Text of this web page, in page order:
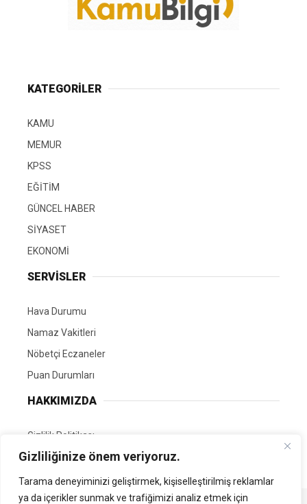
Gizliliğinize önem veriyoruz.
Tarama deneyiminizi geliştirmek, kişiselleştirilmiş reklamlar
ya da içerikler sunmak ve trafiğimizi analiz etmek için
KATEGORİLER
KAMU
MEMUR
KPSS
EĞİTİM
GÜNCEL HABER
SİYASET
EKONOMİ
SERVİSLER
Hava Durumu
Namaz Vakitleri
Nöbetçi Eczaneler
Puan Durumları
HAKKIMIZDA
Gizlilik Politikası
GÖNÜLLÜ EDİTÖRÜMÜZ OL